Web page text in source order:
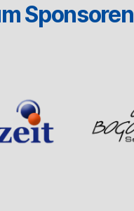
Sponsoren